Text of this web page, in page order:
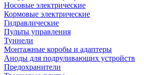
Носовые электрические
Кормовые электрические
Гидравлические
Пульты управления
Туннели
Монтажные коробы и адаптеры
Аноды для подруливающих устройств
Предохранители